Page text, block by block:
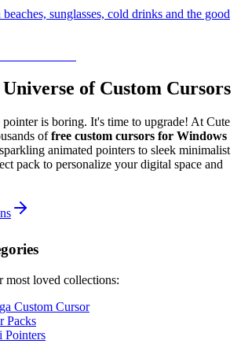
sunglasses, cold drinks and the good
of Custom Cursors
pointer is boring. It's time to upgrade! At Cute
offree custom cursors for Windows
animated pointers to sleek minimalist
pack to personalize your digital space and
most loved collections:
Custom Cursor
Packs
Pointers